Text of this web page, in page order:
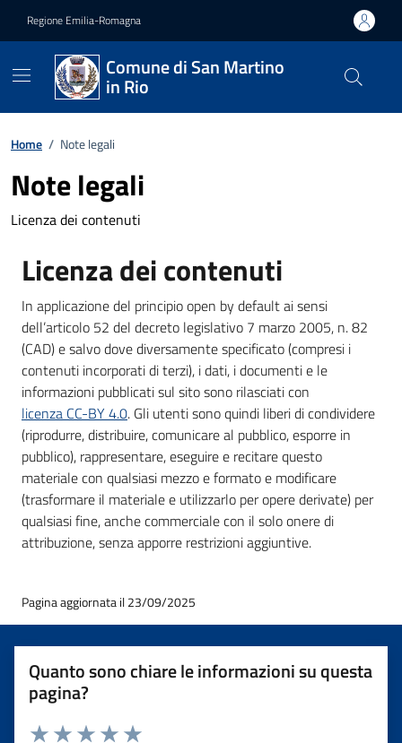
Regione Emilia-Romagna
Comune di San Martino
in Rio
Home / Note legali
Note legali
Licenza dei contenuti
Licenza dei contenuti
In applicazione del principio open by default ai sensi
dell’articolo 52 del decreto legislativo 7 marzo 2005, n. 82
(CAD) e salvo dove diversamente specificato (compresi i
contenuti incorporati di terzi), i dati, i documenti e le
informazioni pubblicati sul sito sono rilasciati con
licenza CC-BY 4.0. Gli utenti sono quindi liberi di condividere
(riprodurre, distribuire, comunicare al pubblico, esporre in
pubblico), rappresentare, eseguire e recitare questo
materiale con qualsiasi mezzo e formato e modificare
(trasformare il materiale e utilizzarlo per opere derivate) per
qualsiasi fine, anche commerciale con il solo onere di
attribuzione, senza apporre restrizioni aggiuntive.
Pagina aggiornata il 23/09/2025
Quanto sono chiare le informazioni su questa
pagina?